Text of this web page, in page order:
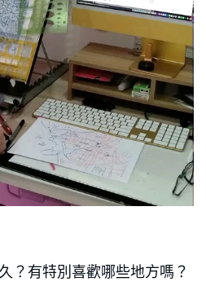
？有特別喜歡哪些地方嗎？